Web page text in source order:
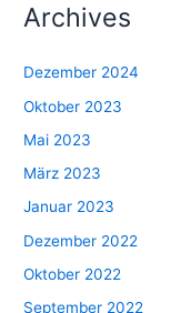
Archives
Dezember 2024
Oktober 2023
Mai 2023
März 2023
Januar 2023
Dezember 2022
Oktober 2022
September 2022